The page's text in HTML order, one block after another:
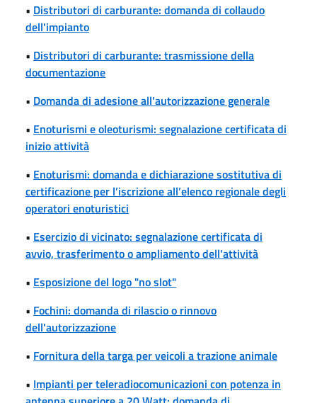
• Distributori di carburante: domanda di collaudo
dell'impianto
• Distributori di carburante: trasmissione della
documentazione
• Domanda di adesione all'autorizzazione generale
• Enoturismi e oleoturismi: segnalazione certificata di
inizio attività
• Enoturismi: domanda e dichiarazione sostitutiva di
certificazione per l’iscrizione all’elenco regionale degli
operatori enoturistici
• Esercizio di vicinato: segnalazione certificata di
avvio, trasferimento o ampliamento dell'attività
• Esposizione del logo "no slot"
• Fochini: domanda di rilascio o rinnovo
dell'autorizzazione
• Fornitura della targa per veicoli a trazione animale
• Impianti per teleradiocomunicazioni con potenza in